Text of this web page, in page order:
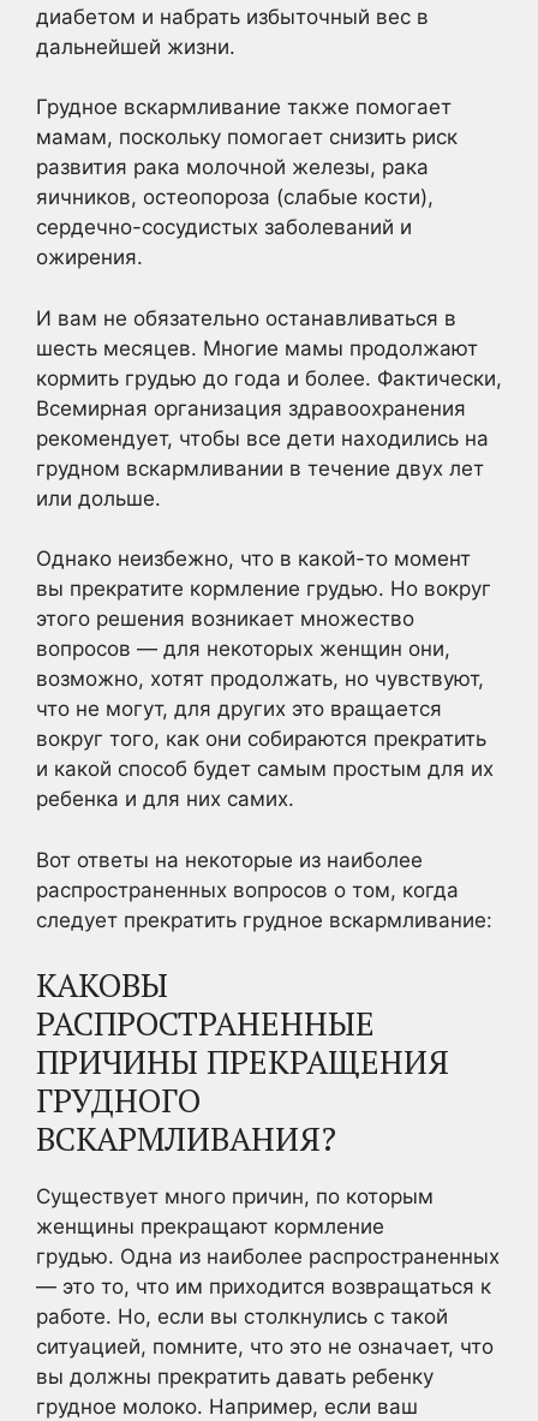
диабетом и набрать избыточный вес в
дальнейшей жизни.
Грудное вскармливание также помогает
мамам, поскольку помогает снизить риск
развития рака молочной железы, рака
яичников, остеопороза (слабые кости),
сердечно-сосудистых заболеваний и
ожирения.
И вам не обязательно останавливаться в
шесть месяцев. Многие мамы продолжают
кормить грудью до года и более. Фактически,
Всемирная организация здравоохранения
рекомендует, чтобы все дети находились на
грудном вскармливании в течение двух лет
или дольше.
Однако неизбежно, что в какой-то момент
вы прекратите кормление грудью. Но вокруг
этого решения возникает множество
вопросов — для некоторых женщин они,
возможно, хотят продолжать, но чувствуют,
что не могут, для других это вращается
вокруг того, как они собираются прекратить
и какой способ будет самым простым для их
ребенка и для них самих.
Вот ответы на некоторые из наиболее
распространенных вопросов о том, когда
следует прекратить грудное вскармливание:
КАКОВЫ
РАСПРОСТРАНЕННЫЕ
ПРИЧИНЫ ПРЕКРАЩЕНИЯ
ГРУДНОГО
ВСКАРМЛИВАНИЯ?
Существует много причин, по которым
женщины прекращают кормление
грудью. Одна из наиболее распространенных
— это то, что им приходится возвращаться к
работе. Но, если вы столкнулись с такой
ситуацией, помните, что это не означает, что
вы должны прекратить давать ребенку
грудное молоко. Например, если ваш